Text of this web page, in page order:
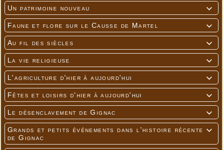

Un patrimoine nouveau

Faune et flore sur le Causse de Martel

Au fil des siècles

La vie religieuse

L'agriculture d'hier à aujourd'hui

Fêtes et loisirs d'hier à aujourd'hui

Le désenclavement de Gignac

Grands et petits événements dans l'histoire récente
de Gignac